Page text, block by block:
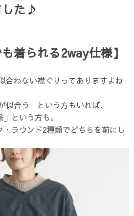
した♪
着られる2way仕様】
合わない襟ぐりってありますよね
似合う」という方もいれば、
という方も。
・ラウンド2種類でどちらを前にし